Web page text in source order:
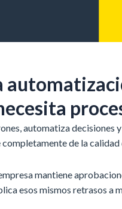
automatiza decisiones
de la calidad
mantiene
esos mismos retrasos a